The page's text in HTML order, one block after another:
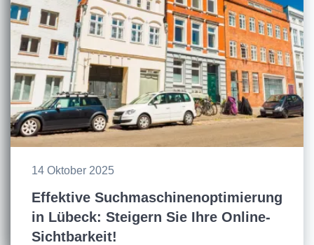
14 Oktober 2025
Effektive Suchmaschinenoptimierung
in Lübeck: Steigern Sie Ihre Online-
Sichtbarkeit!